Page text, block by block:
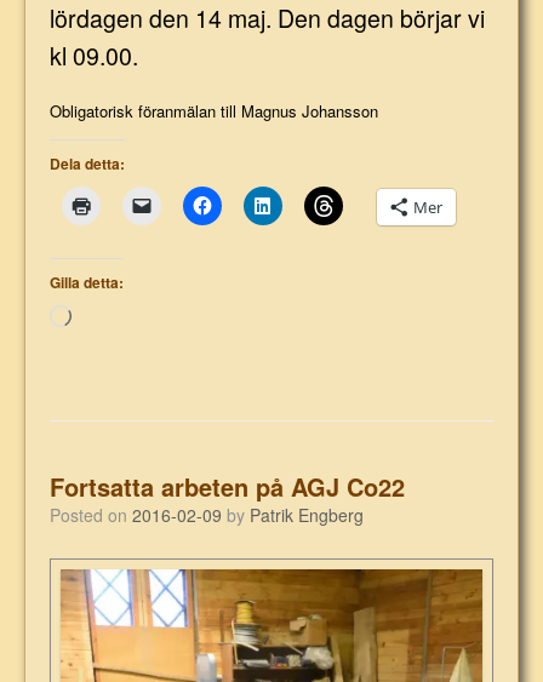
lördagen den 14 maj. Den dagen börjar vi
kl 09.00.
Obligatorisk föranmälan till Magnus Johansson
Dela detta:
Mer
Gilla detta:
Laddar
Fortsatta arbeten på AGJ Co22
Posted on 2016-02-09 by Patrik Engberg